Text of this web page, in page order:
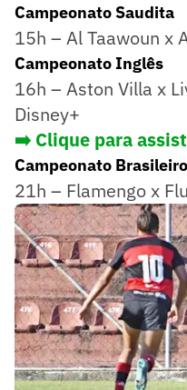
Campeonato Saudita
15h – Al Taawoun x
Campeonato Inglês
16h – Aston Villa x
Disney+
➡️ Clique para
Campeonato
21h – Flamengo x